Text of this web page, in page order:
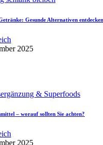
Gesunde Alternativen entdecken
2025
& Superfoods
– worauf sollten Sie achten?
2025